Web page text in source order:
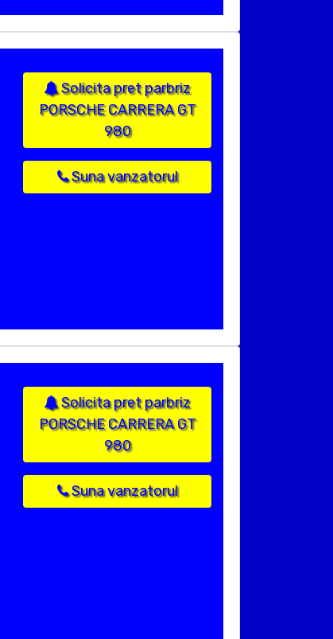
Solicita pret parbriz
PORSCHE CARRERA GT
980
Suna vanzatorul
Solicita pret parbriz
PORSCHE CARRERA GT
980
Suna vanzatorul